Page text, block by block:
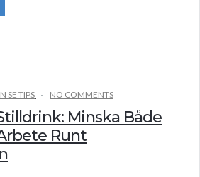
SE TIPS NO COMMENTS
Minska Både
Runt